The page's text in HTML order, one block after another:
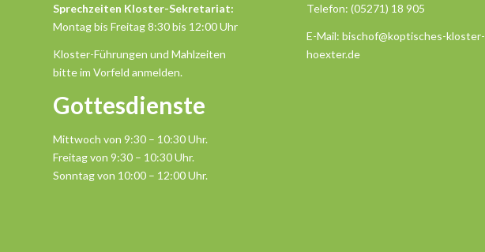
Sprechzeiten Kloster-Sekretariat:
Montag bis Freitag 8:30 bis 12:00 Uhr
Kloster-Führungen und Mahlzeiten
bitte im Vorfeld anmelden.
Gottesdienste
Mittwoch von 9:30 – 10:30 Uhr.
Freitag von 9:30 – 10:30 Uhr.
Sonntag von 10:00 – 12:00 Uhr.
Telefon: (05271) 18 905
E-Mail: bischof@koptisches-kloster-
hoexter.de